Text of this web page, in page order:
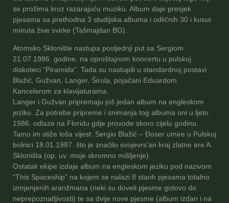
se prožima kroz razarajuću muziku. Album daje presjek
pjesama sa prethodna 3 studijska albuma i odličnih 30 i kusur
minuta žive svirke (Tašmajdan BG).
Atomsko Sklonište nastupa posljednji put sa Sergiom
21.07.1986. godine, na oproštajnom koncertu u pulskoj
diskoteci “Piramida”. Tada su nastupili u standardnoj postavi
Blažić, Gužvan, Langer, Širola, pojačani Eduardom
Kancelarom za klavijaturama.
Langer i Gužvan pripremaju još jedan album na engleskom
jeziku. Za potrebe pripreme i snimanja tog albuma oni u ljeto
1986. odlaze na Floridu gdje provode skoro cijelu godinu.
Tamo im stiže loša vijest: Sergio Blažić – Đoser umire u Pulskoj
bolnici 18.01.1987. što je značilo svojevrs’an kraj zlatne ere A.
Skloništa (op. uv. moje skromno mišljenje).
Ostatak ekipe izdaje album na engleskom jeziku pod nazivom
“This Spaceship” na kojem se nalazi 8 starih pjesama totalno
izmjenjenih aranžmana (neki su doveli pjesme gotovo do
neprepoznatljivosti) te sa dvije nove pjesme (album izdan i na